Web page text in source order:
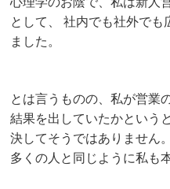
として、
社内でも社外でも
ました。
とは言うものの、私が営業
結果を出していたかというと
決してそうではありません。
多くの人と同じように私も